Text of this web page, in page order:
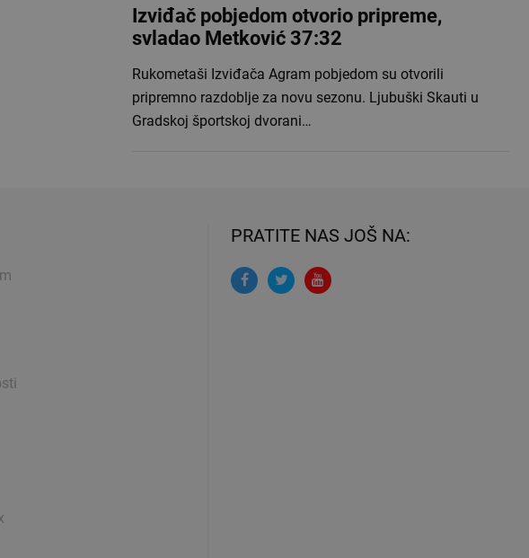
Izviđač pobjedom otvorio pripreme,
svladao Metković 37:32
Rukometaši Izviđača Agram pobjedom su otvorili
pripremno razdoblje za novu sezonu. Ljubuški Skauti u
Gradskoj športskoj dvorani…
PRATITE NAS JOŠ NA: